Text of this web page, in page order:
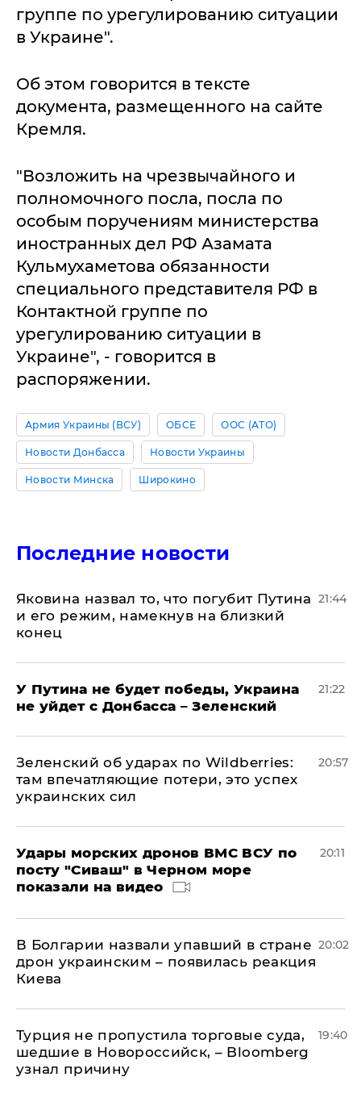
группе по урегулированию ситуации
в Украине".
Об этом говорится в тексте
документа, размещенного на сайте
Кремля.
"Возложить на чрезвычайного и
полномочного посла, посла по
особым поручениям министерства
иностранных дел РФ Азамата
Кульмухаметова обязанности
специального представителя РФ в
Контактной группе по
урегулированию ситуации в
Украине", - говорится в
распоряжении.
Армия Украины (ВСУ) ОБСЕ ООС (АТО)
Новости Донбасса Новости Украины
Новости Минска Широкино
Последние новости
Яковина назвал то, что погубит Путина
и его режим, намекнув на близкий
конец
21:44
У Путина не будет победы, Украина
не уйдет с Донбасса – Зеленский
21:22
Зеленский об ударах по Wildberries:
там впечатляющие потери, это успех
украинских сил
20:57
Удары морских дронов ВМС ВСУ по
посту "Сиваш" в Черном море
показали на видео
20:11
В Болгарии назвали упавший в стране
дрон украинским – появилась реакция
Киева
20:02
Турция не пропустила торговые суда,
шедшие в Новороссийск, – Bloomberg
узнал причину
19:40